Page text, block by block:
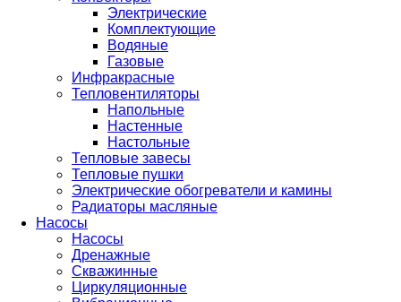
Электрические
Комплектующие
Водяные
Газовые
Инфракрасные
Тепловентиляторы
Напольные
Настенные
Настольные
Тепловые завесы
Тепловые пушки
Электрические обогреватели и камины
Радиаторы масляные
Насосы
Насосы
Дренажные
Скважинные
Циркуляционные